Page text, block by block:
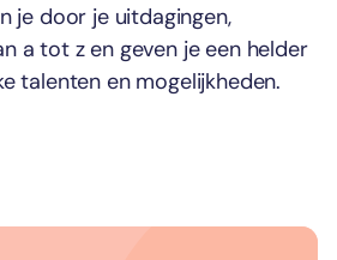
je door je uitdagingen,
a tot z en geven je een helder
talenten en mogelijkheden.